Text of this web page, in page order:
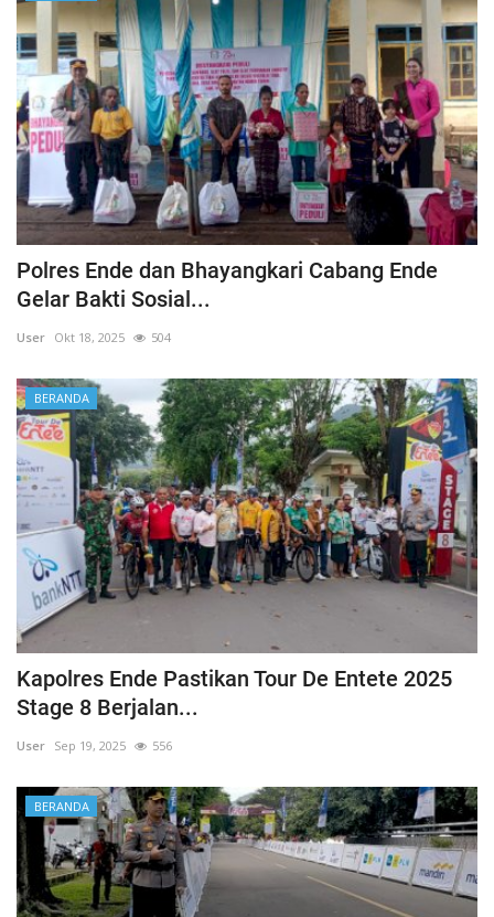
Polres Ende dan Bhayangkari Cabang Ende
Gelar Bakti Sosial...
User Okt 18, 2025 504
BERANDA
Kapolres Ende Pastikan Tour De Entete 2025
Stage 8 Berjalan...
User Sep 19, 2025 556
BERANDA